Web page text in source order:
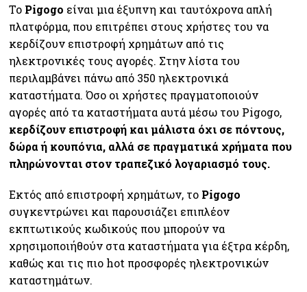
Το Pigogo είναι μια έξυπνη και ταυτόχρονα απλή
πλατφόρμα, που επιτρέπει στους χρήστες του να
κερδίζουν επιστροφή χρημάτων από τις
ηλεκτρονικές τους αγορές. Στην λίστα του
περιλαμβάνει πάνω από 350 ηλεκτρονικά
καταστήματα. Όσο οι χρήστες πραγματοποιούν
αγορές από τα καταστήματα αυτά μέσω του Pigogo,
κερδίζουν επιστροφή και μάλιστα όχι σε πόντους,
δώρα ή κουπόνια, αλλά σε πραγματικά χρήματα που
πληρώνονται στον τραπεζικό λογαριασμό τους.
Εκτός από επιστροφή χρημάτων, το Pigogo
συγκεντρώνει και παρουσιάζει επιπλέον
εκπτωτικούς κωδικούς που μπορούν να
χρησιμοποιήθούν στα καταστήματα για έξτρα κέρδη,
καθώς και τις πιο hot προσφορές ηλεκτρονικών
καταστημάτων.